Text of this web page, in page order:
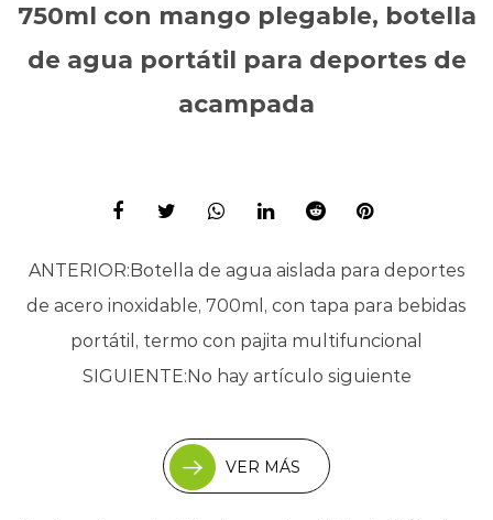
750ml con mango plegable, botella
de agua portátil para deportes de
acampada
ANTERIOR:Botella de agua aislada para deportes
de acero inoxidable, 700ml, con tapa para bebidas
portátil, termo con pajita multifuncional
SIGUIENTE:No hay artículo siguiente
VER MÁS